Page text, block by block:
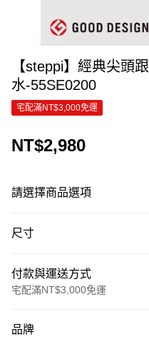
【steppi】經典尖頭
水-55SE0200
宅配滿NT$3,000免運
NT$2,980
請選擇商品選項
尺寸
付款與運送方式
宅配滿NT$3,000免運
信用卡一次付款
品牌